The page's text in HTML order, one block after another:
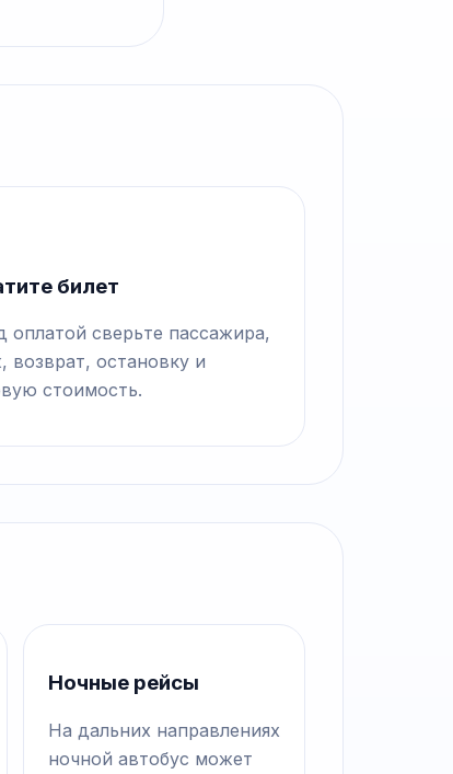
билет
оплатой сверьте пассажира,
возврат, остановку и
стоимость.
Ночные рейсы
На дальних направлениях
ночной автобус может